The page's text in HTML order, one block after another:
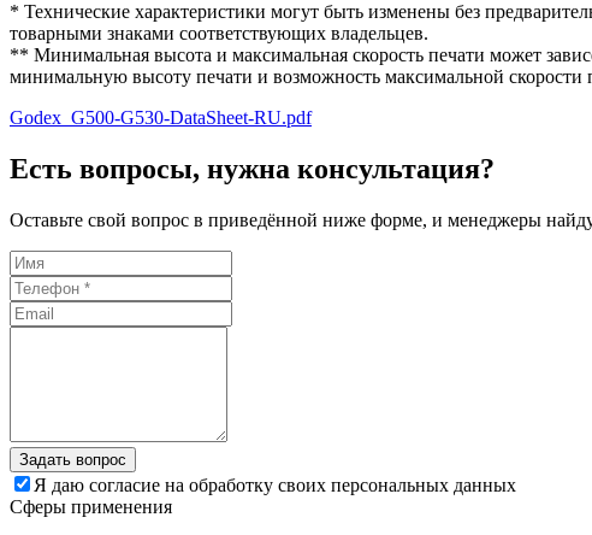
* Технические характеристики могут быть изменены без
товарными знаками соответствующих владельцев.
** Минимальная высота и максимальная скорость печати может
минимальную высоту печати и возможность максимальной скорости
Godex_G500-G530-DataSheet-RU.pdf
Есть вопросы, нужна консультация?
Оставьте свой вопрос в приведённой ниже форме, и менеджеры
Задать вопрос
Я даю согласие на обработку своих персональных данных
Сферы применения